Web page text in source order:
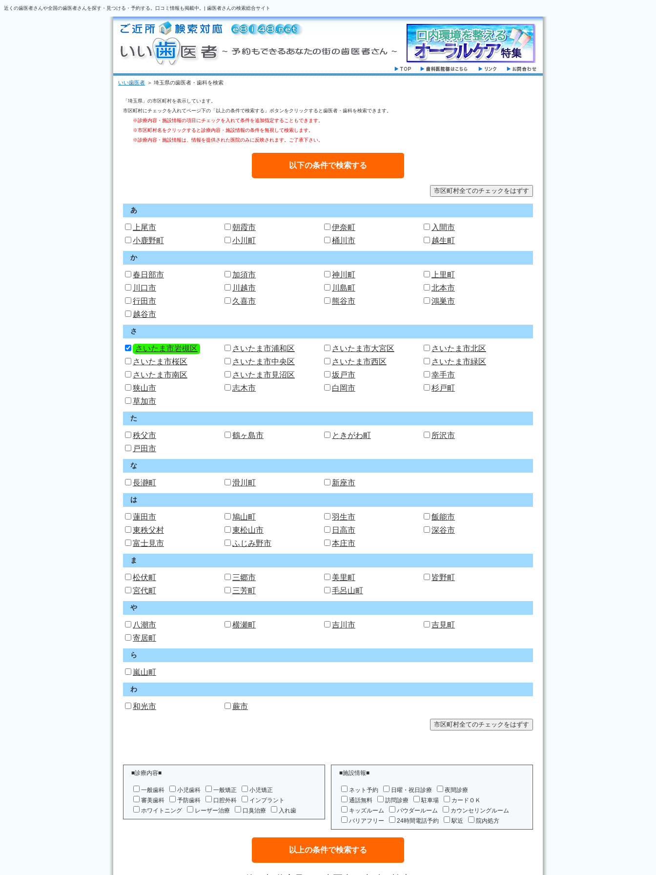
近くの歯医者さんや全国の歯医者さんを探す・見つける・予約する。口コミ情報も掲載中。| 歯医者さんの検索総合サイト
いい歯医者 ＞ 埼玉県の歯医者・歯科を検索
「埼玉県」の市区町村を表示しています。
市区町村にチェックを入れてページ下の「以上の条件で検索する」ボタンをクリックすると歯医者・歯科を検索できます。
※診療内容・施設情報の項目にチェックを入れて条件を追加指定することもできます。
※市区町村名をクリックすると診療内容・施設情報の条件を無視して検索します。
※診療内容・施設情報は、情報を提供された医院のみに反映されます。ご了承下さい。
あ
上尾市 朝霞市 伊奈町
入間市
小鹿野町
小川町 桶川市 越生町
か
春日部市 加須市 神川町
上里町
川口市
川越市 川島町
北本市
行田市
久喜市 熊谷市
鴻巣市
越谷市
さ
さいたま市岩槻区 さいたま市浦和区 さいたま市大宮区
さいたま市北区
さいたま市桜区
さいたま市中央区 さいたま市西区
さいたま市緑区
さいたま市南区
さいたま市見沼区 坂戸市
幸手市
狭山市
志木市 白岡市
杉戸町
草加市
た
秩父市 鶴ヶ島市 ときがわ町
所沢市
戸田市
な
長瀞町 滑川町 新座市
は
蓮田市 鳩山町 羽生市
飯能市
東秩父村
東松山市 日高市
深谷市
富士見市
ふじみ野市 本庄市
ま
松伏町 三郷市 美里町
皆野町
宮代町
三芳町 毛呂山町
や
八潮市 横瀬町 吉川市
吉見町
寄居町
ら
嵐山町
わ
和光市 蕨市
■診療内容■
一般歯科 小児歯科 一般矯正
小児矯正
審美歯科
予防歯科 口腔外科
インプラント
ホワイトニング
レーザー治療 口臭治療 入れ歯
■施設情報■
ネット予約 日曜・祝日診療
夜間診療
通話無料
訪問診療 駐車場
カードＯＫ
キッズルーム
パウダールーム
カウンセリングルーム
バリアフリー
24時間電話予約 駅近 院内処方